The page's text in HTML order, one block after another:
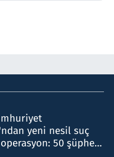
yeni nesil suç
50 şüpheli